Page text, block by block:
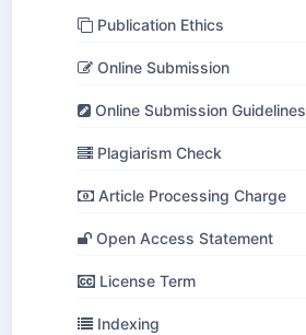
Publication Ethics
Online Submission
Online Submission Guidelines
Plagiarism Check
Article Processing Charge
Open Access Statement
License Term
Indexing